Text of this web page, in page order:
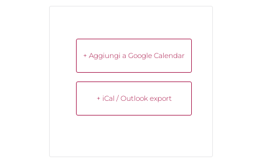
+ Aggiungi a Google Calendar
+ iCal / Outlook export